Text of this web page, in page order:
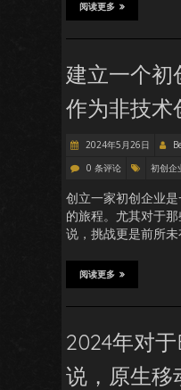
阅读更多
建立一个初
作为非技术
2024年5月26日
0 条评论
初创企
创立一家初创企业
的旅程。尤其对于
说，挑战更是前所
阅读更多
2024年对
说，原生移